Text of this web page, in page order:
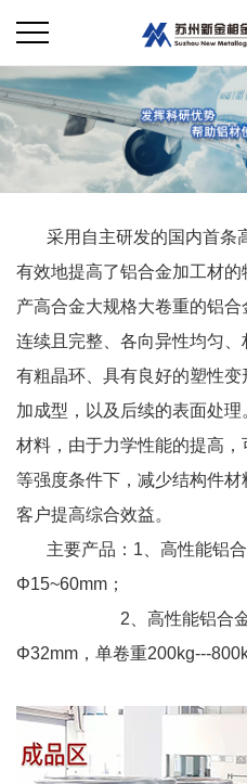
采用自主研发的国内首条
有效地提高了铝合金加工材
产高合金大规格大卷重的铝
连续且完整、各向异性均匀
有粗晶环、具有良好的塑性
加成型，以及后续的表面处
材料，由于力学性能的提高
等强度条件下，减少结构件
客户提高综合效益。
主要产品：1、高性能铝合
Φ15~60mm；
2、高性能铝合金线
Φ32mm，单卷重200kg---